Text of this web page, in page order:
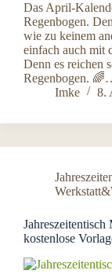
Das April-
Regenbogen.
wie zu keinem
einfach auch mit
Denn es reichen
Regenbogen.
Imke
8.
kostenlose